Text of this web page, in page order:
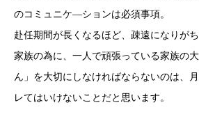
のコミュニケ―ションは必須事項。
赴任期間が長くなるほど、疎遠になりがち
家族の為に、一人で頑張っている家族の
ん」を大切にしなければならないのは、
レてはいけないことだと思います。